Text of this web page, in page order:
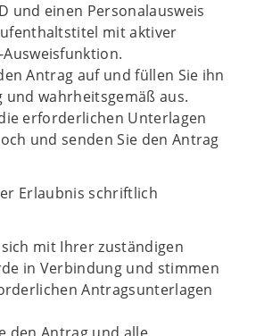
und einen Personalausweis
mit aktiver
Ausweisfunktion.
Antrag auf und füllen Sie ihn
und wahrheitsgemäß aus.
erforderlichen Unterlagen
und senden Sie den Antrag
Erlaubnis schriftlich
sich mit Ihrer zuständigen
in Verbindung und stimmen
Antragsunterlagen